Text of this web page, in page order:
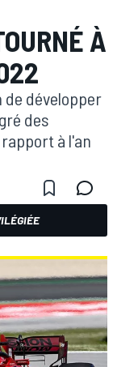
À
de développer
des
à l'an